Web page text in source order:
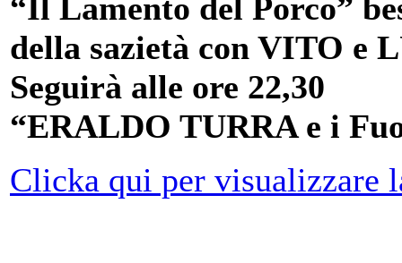
“Il Lamento del Porco”
della sazietà con VITO
Seguirà alle ore 22,30
“ERALDO TURRA e i
Clicka qui per visualizzare